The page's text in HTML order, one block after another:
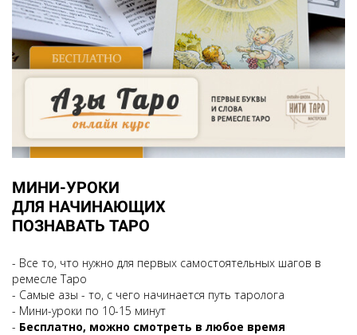
МИНИ-УРОКИ
ДЛЯ НАЧИНАЮЩИХ
ПОЗНАВАТЬ ТАРО
- Все то, что нужно для первых самостоятельных шагов в
ремесле Таро
- Самые азы - то, с чего начинается путь таролога
- Мини-уроки по 10-15 минут
- Бесплатно, можно смотреть в любое время